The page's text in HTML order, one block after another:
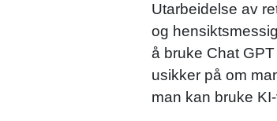
Utarbeidelse av
og
å bruke Chat
usikker på om
man kan bruke